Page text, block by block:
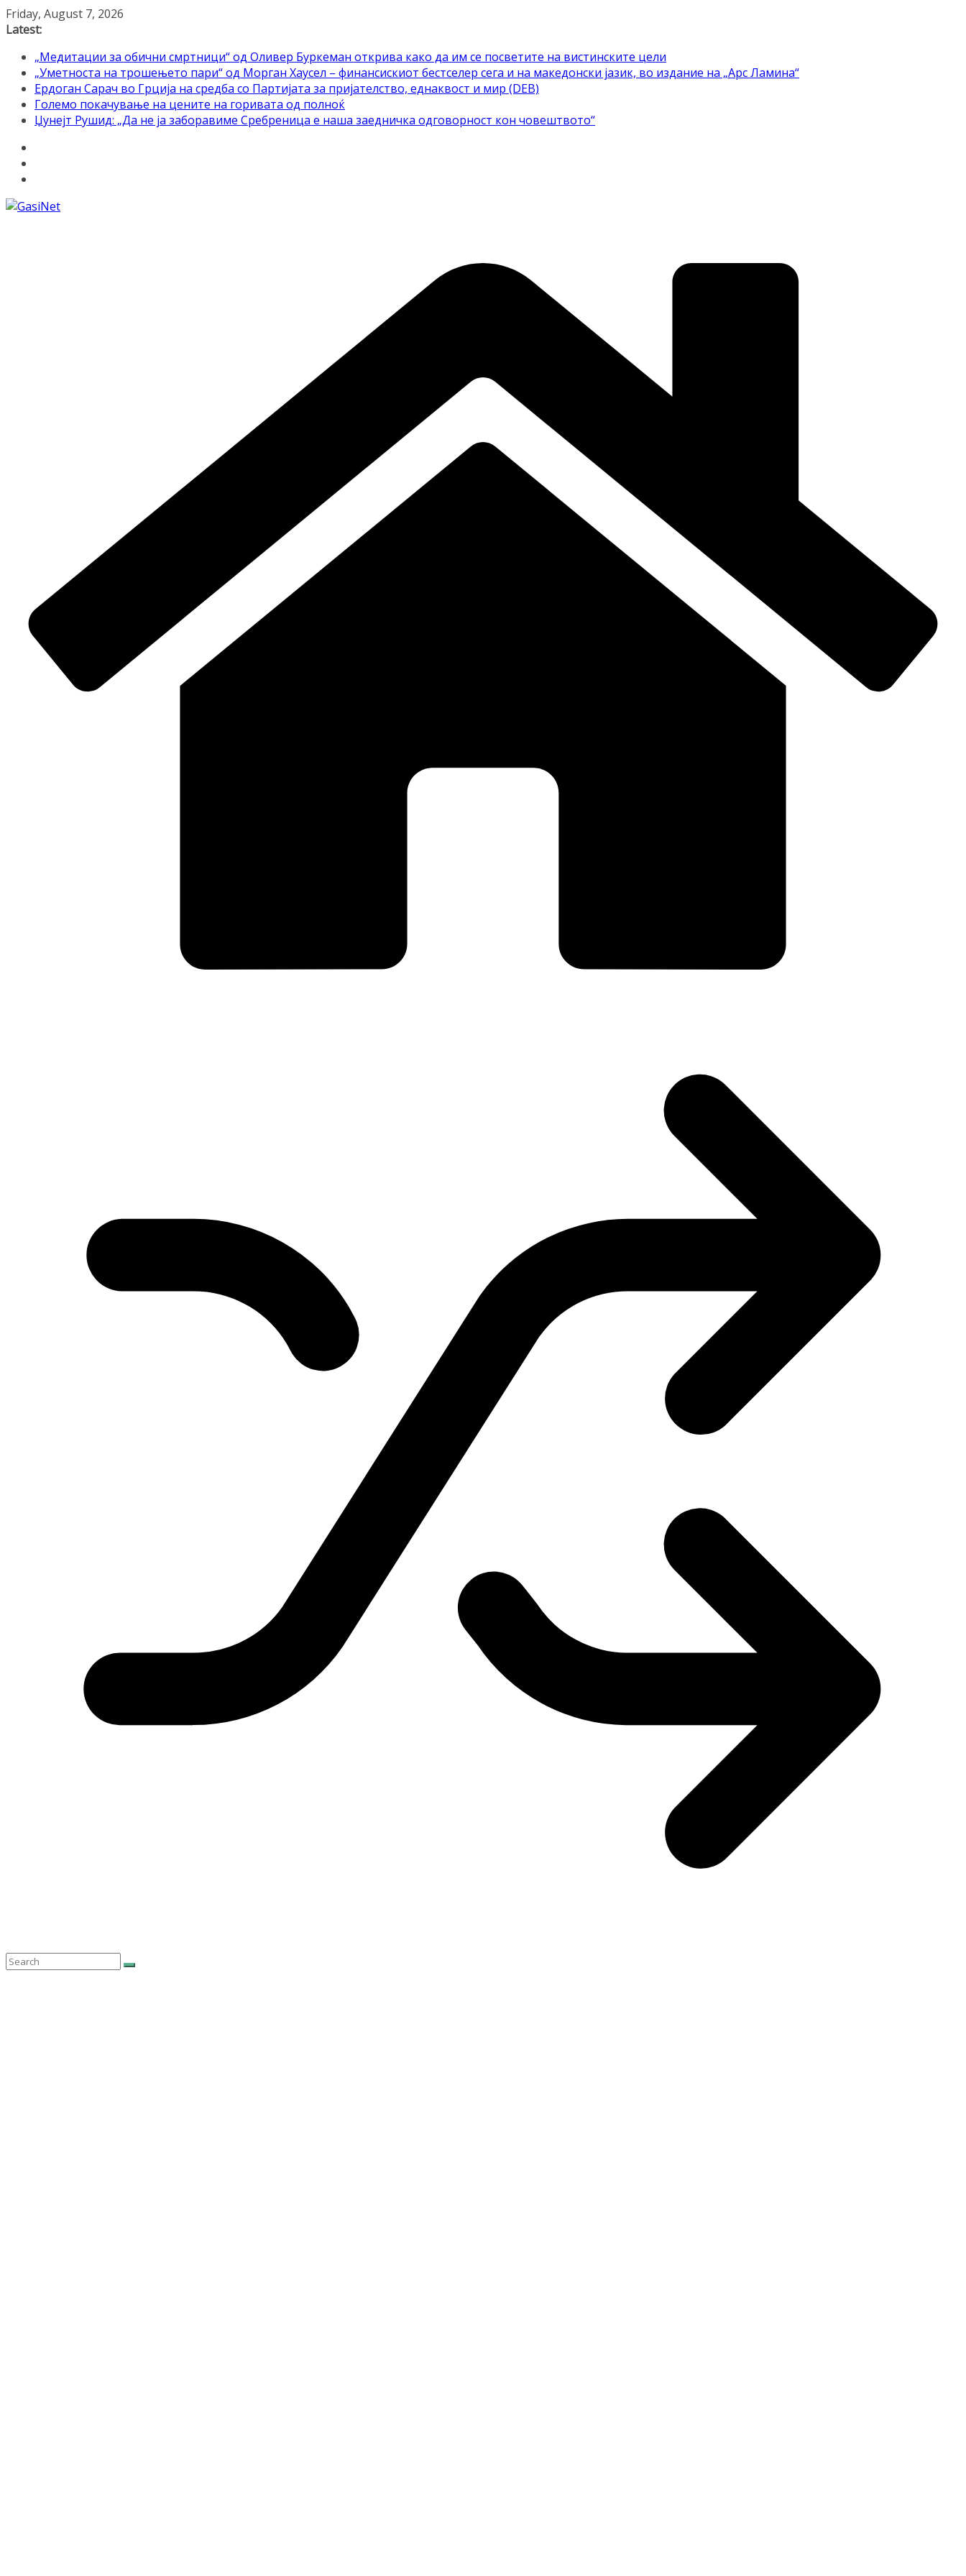
Skip
to
Friday, August 7, 2026
Latest:
„Медитации за обични смртници“ од Оливер Буркеман открива како да им се посветите на вистинските цели
„Уметноста на трошењето пари“ од Морган Хаусел – финансискиот бестселер сега и на македонски јазик, во издание на „Арс Ламина“
Ердоган Сарач во Грција на средба со Партијата за пријателство, еднаквост и мир (DEB)
Големо покачување на цените на горивата од полноќ
Џунејт Рушид: „Да не ја заборавиме Сребреница е наша заедничка одговорност кон човештвото“